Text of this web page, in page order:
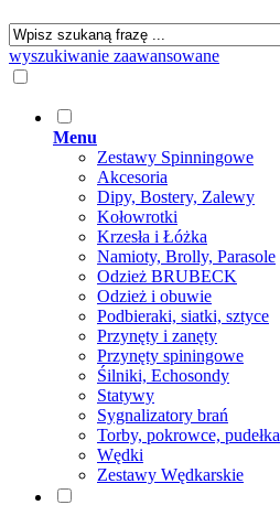
wyszukiwanie zaawansowane
Menu
Zestawy Spinningowe
Akcesoria
Dipy, Bostery, Zalewy
Kołowrotki
Krzesła i Łóżka
Namioty, Brolly, Parasole
Odzież BRUBECK
Odzież i obuwie
Podbieraki, siatki, sztyce
Przynęty i zanęty
Przynęty spiningowe
Śilniki, Echosondy
Statywy
Sygnalizatory brań
Torby, pokrowce, pudełka
Wędki
Zestawy Wędkarskie